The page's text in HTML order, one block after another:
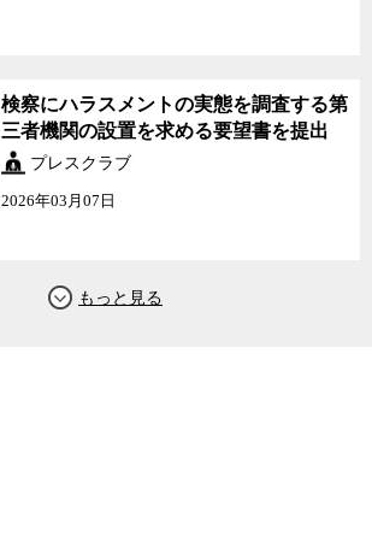
検察にハラスメントの実態を調査する第
三者機関の設置を求める要望書を提出
プレスクラブ
2026年03月07日